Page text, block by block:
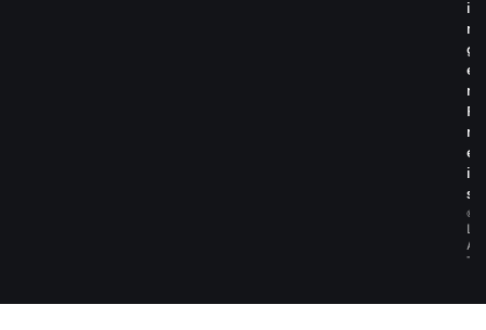
i
n
g
e
n
P
r
e
i
s
©
L
A
T